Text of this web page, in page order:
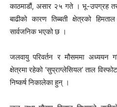
काठमाडौं, असार २५ गते । भू-उपग्रह
बाढीको कारण तिब्बती क्षेत्रको
सार्वजनिक भएको छ ।
जलवायु परिवर्तन र मौसममा अध्ययन
क्षेत्रमा रहेको ‘सुप्राग्लेसियल’ ताल
निष्कर्ष निकालेका हुन् ।